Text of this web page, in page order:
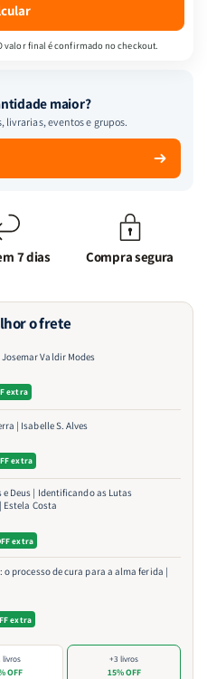
valor final é confirmado no checkout.
maior?
livrarias, eventos e grupos.
7 dias Compra segura
o frete
Valdir Modes
extra
| Isabelle S. Alves
extra
Deus | Identificando as Lutas
Costa
extra
o processo de cura para a alma ferida |
extra
livros
OFF
+3 livros
15% OFF